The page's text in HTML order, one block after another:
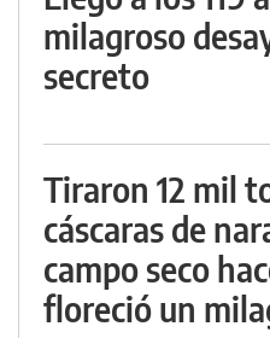
milagroso
secreto
Tiraron 12 mil
cáscaras de
campo seco
floreció un